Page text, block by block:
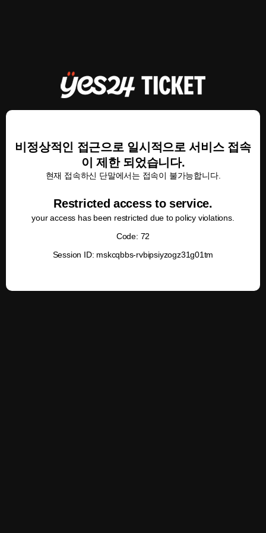
비정상적인 접근으로 일시적으로 서비스 접속
이 제한 되었습니다.
현재 접속하신 단말에서는 접속이 불가능합니다.
Restricted access to service.
your access has been restricted due to policy violations.
Code: 72
Session ID: mskcqbbs-rvbipsiyzogz31g01tm